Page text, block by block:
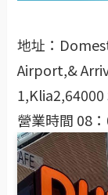
地址：
Airport,&
營業時間 08